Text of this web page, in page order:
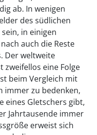
ab. In wenigen
des südlichen
in einigen
auch die Reste
Der weltweite
zweifellos eine Folge
beim Vergleich mit
immer zu bedenken,
eines Gletschers gibt,
Jahrtausende immer
erweist sich